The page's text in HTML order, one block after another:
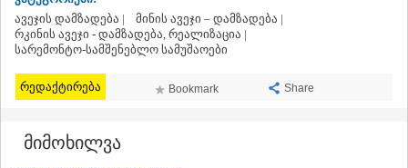
ᲗᲔᲠᲯᲝᲚᲐ
ᲡᲐᲛᲢᲠᲔᲓᲘᲐ
ᲡᲐᲩᲮᲔᲠᲔ
ᲥᲣᲗᲐᲘᲡᲘ
ᲬᲧᲐᲚᲢᲣᲑᲝ
ᲮᲐᲠᲐᲒᲐᲣᲚᲘ
ავეჯის დამზადება |
მინის ავეჯი – დამზადება |
რკინის ავეჯი - დამზადება, რეალიზაცია |
სარემონტო-სამშენებლო სამუშაოები
რედაქტირება Bookmark Share
მიმოხილვა